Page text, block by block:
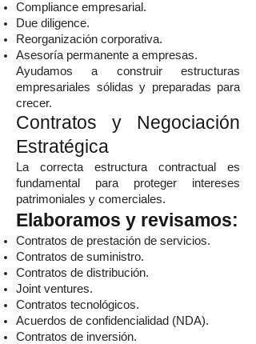
Compliance empresarial.
Due diligence.
Reorganización corporativa.
Asesoría permanente a empresas.
Ayudamos a construir estructuras
empresariales sólidas y preparadas para
crecer.
Contratos y Negociación
Estratégica
La correcta estructura contractual es
fundamental para proteger intereses
patrimoniales y comerciales.
Elaboramos y revisamos:
Contratos de prestación de servicios.
Contratos de suministro.
Contratos de distribución.
Joint ventures.
Contratos tecnológicos.
Acuerdos de confidencialidad (NDA).
Contratos de inversión.